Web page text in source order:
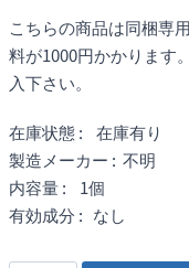
こちらの商品は同梱専
料が1000円かかります
入下さい。
在庫状態 : 在庫有り
製造メーカー : 不明
内容量 : 1個
有効成分 : なし